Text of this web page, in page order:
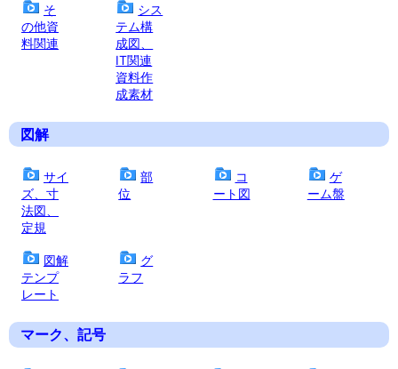
そ
の他資
料関連
シス
テム構
成図、
IT関連
資料作
成素材
図解
サイ
ズ、寸
法図、
定規
部
位
コ
ート図
ゲ
ーム盤
図解
テンプ
レート
グ
ラフ
マーク、記号